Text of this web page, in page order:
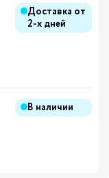
Доставка от
2-х дней
В наличии